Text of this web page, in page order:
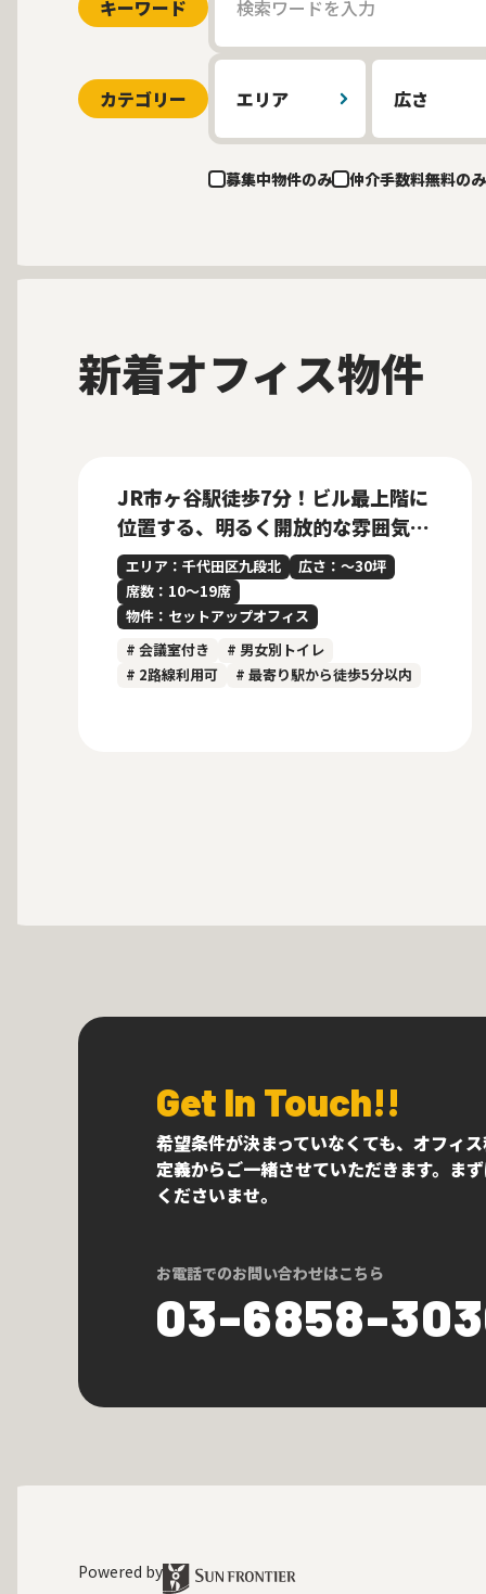
キーワード
カテゴリー エリア 広さ
募集中物件のみ 仲介手数料無料のみ
新着オフィス物件
JR市ヶ谷駅徒歩7分！ビル最上階に
位置する、明るく開放的な雰囲気の
内装付きセットアップオフィス
エリア：千代田区九段北
広さ：〜30坪
席数：10〜19席
物件：セットアップオフィス
# 会議室付き
# 男女別トイレ
# 2路線利用可
# 最寄り駅から徒歩5分以内
Get In Touch!!
希望条件が決まっていなくても、オフィ
定義からご一緒させていただきます。ま
くださいませ。
お電話でのお問い合わせはこちら
03-6858-
Powered by